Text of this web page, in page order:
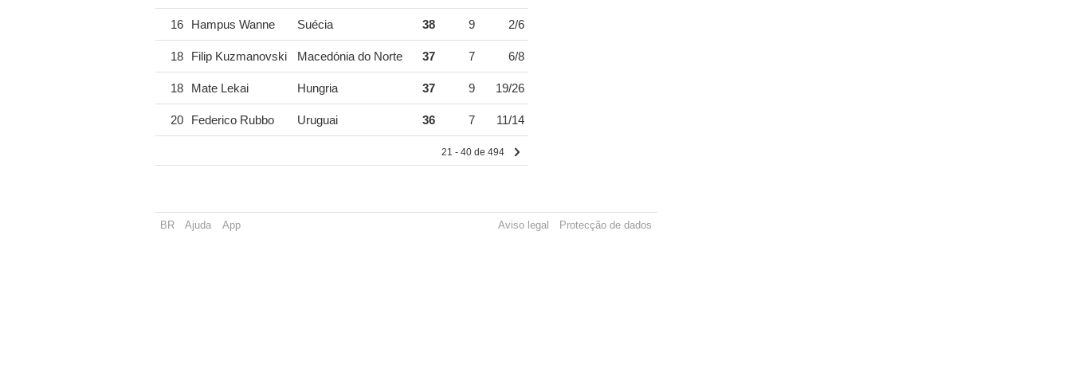
16 Hampus Wanne Suécia 38 9 2/6
18 Filip Kuzmanovski Macedónia do Norte 37 7 6/8
18 Mate Lekai Hungria 37 9 19/26
20 Federico Rubbo Uruguai 36 7 11/14
21 - 40 de 494
BR Ajuda App Aviso legal Protecção de dados